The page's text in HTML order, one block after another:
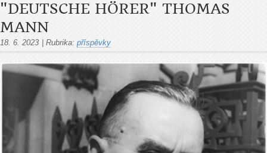
"DEUTSCHE HÖRER" THOMAS
MANN
18. 6. 2023 Rubrika: příspěvky